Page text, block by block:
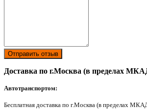
Отправить отзыв
Доставка по г.Москва (в пределах
Автотранспортом:
Бесплатная доставка по г.Москва (в пределах